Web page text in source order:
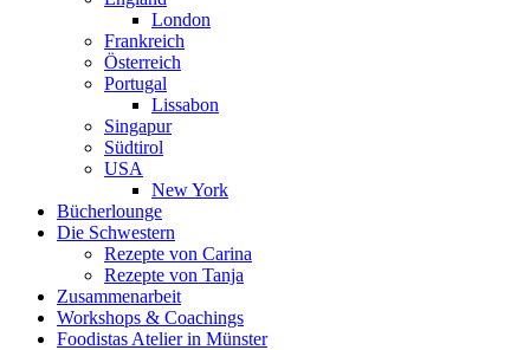
London
Frankreich
Österreich
Portugal
Lissabon
Singapur
Südtirol
USA
New York
Bücherlounge
Die Schwestern
Rezepte von Carina
Rezepte von Tanja
Zusammenarbeit
Workshops & Coachings
Foodistas Atelier in Münster